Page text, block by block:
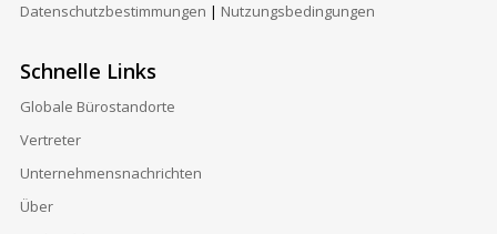
Datenschutzbestimmungen | Nutzungsbedingungen
Schnelle Links
Globale Bürostandorte
Vertreter
Unternehmensnachrichten
Über